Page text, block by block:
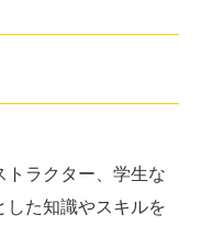
トラクター、学生な
した知識やスキルを